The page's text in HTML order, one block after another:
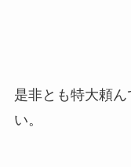
是非とも特大頼
い。